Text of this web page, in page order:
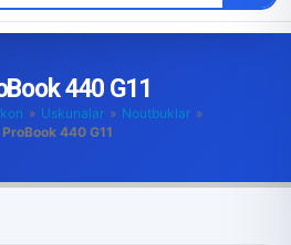
440 G11
» Uskunalar » Noutbuklar »
ProBook 440 G11